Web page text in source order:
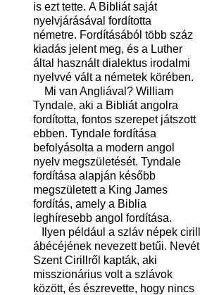
is ezt tette. A Bibliát saját
nyelvjárásával fordította
németre. Fordításából több száz
kiadás jelent meg, és a Luther
által használt dialektus irodalmi
nyelvvé vált a németek körében.
Mi van Angliával? William
Tyndale, aki a Bibliát angolra
fordította, fontos szerepet játszott
ebben. Tyndale fordítása
befolyásolta a modern angol
nyelv megszületését. Tyndale
fordítása alapján később
megszületett a King James
fordítás, amely a Biblia
leghíresebb angol fordítása.
Ilyen például a szláv népek cirill
ábécéjének nevezett betűi. Nevét
Szent Cirillről kapták, aki
misszionárius volt a szlávok
között, és észrevette, hogy nincs